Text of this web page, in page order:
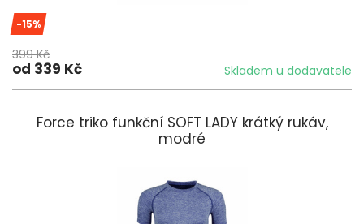
-15%
399 Kč
od 339 Kč Skladem u dodavatele
Force triko funkční SOFT LADY krátký rukáv,
modré